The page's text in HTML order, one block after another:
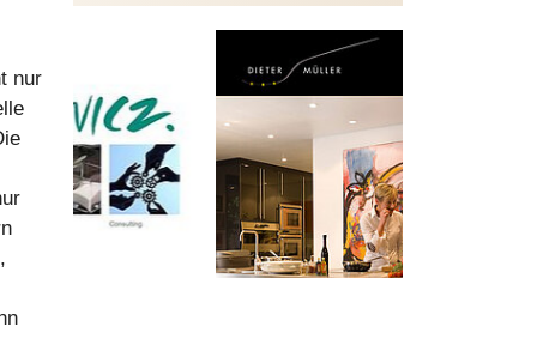
nur